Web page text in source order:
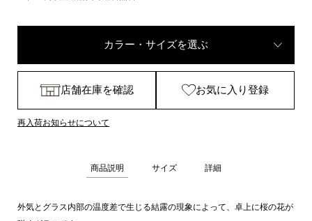
カラー・サイズを選ぶ
店舗在庫を確認 お気に入り登録
再入荷お知らせについて
商品説明 サイズ 詳細
外気とグラス内部の温度差で生じる結露の現象によって、卓上に桜の花が